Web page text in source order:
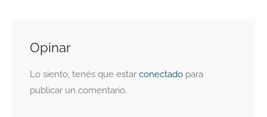
Opinar
Lo siento, tenés que estar conectado para
publicar un comentario.